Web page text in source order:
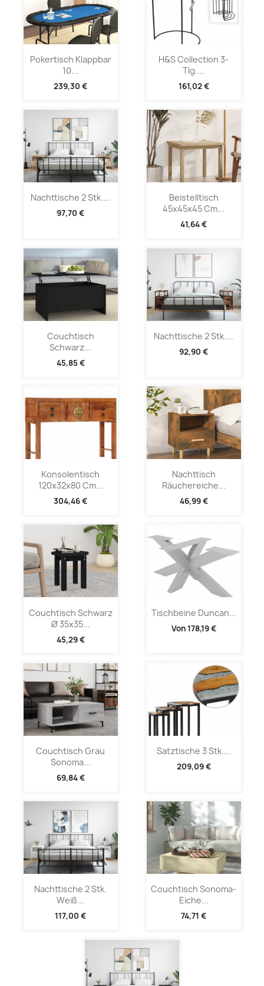
Pokertisch Klappbar
10...
239,30 €
H&S Collection 3-
Tlg....
161,02 €
Nachttische 2 Stk....
97,70 €
Beistelltisch
45x45x45 Cm...
41,64 €
Couchtisch
Schwarz...
45,85 €
Nachttische 2 Stk....
92,90 €
Konsolentisch
120x32x80 Cm...
304,46 €
Nachttisch
Räuchereiche...
46,99 €
Couchtisch Schwarz
Ø 35x35...
45,29 €
Tischbeine Duncan...
Von178,19 €
Couchtisch Grau
Sonoma...
69,84 €
Satztische 3 Stk....
209,09 €
Nachttische 2 Stk.
Weiß...
117,00 €
Couchtisch Sonoma-
Eiche...
74,71 €